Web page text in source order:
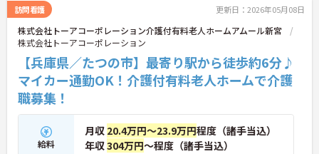
訪問看護 更新日：2026年05月08日
株式会社トーアコーポレーション介護付有料老人ホームアムール新宮
株式会社トーアコーポレーション
【兵庫県／たつの市】最寄り駅から徒歩約6分♪
マイカー通勤OK！介護付有料老人ホームで介護
職募集！
給料
月収 20.4万円～23.9万円程度（諸手当込）
年収304万円～程度（諸手当込）